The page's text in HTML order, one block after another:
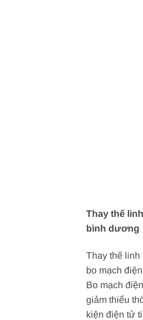
Thay thế
bình dương
Thay thế linh
bo mạch
Bo mạch
giảm thiểu
kiện điện tử